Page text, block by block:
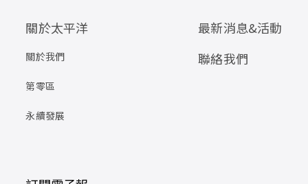
關於太平洋
關於我們
第零區
永續發展
最新消息&活動
聯絡我們